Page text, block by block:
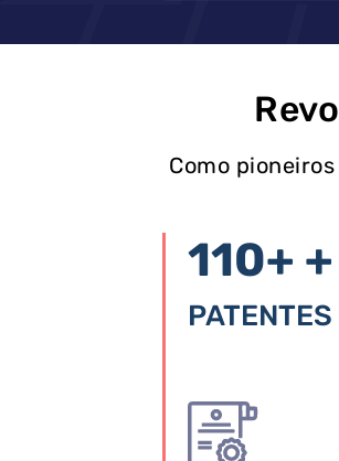
Como
110+ +
PATENTES